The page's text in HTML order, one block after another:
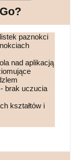
paznokci
nad aplikacją
brak uczucia
kształtów i